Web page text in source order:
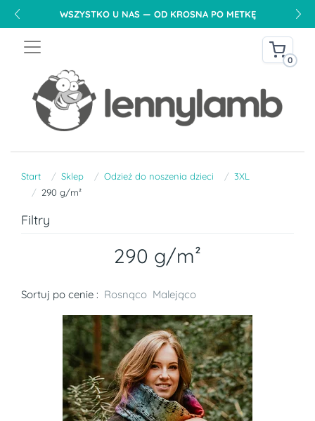
WSZYSTKO U NAS — OD KROSNA PO METKĘ
0
Start Sklep Odzież do noszenia dzieci
3XL
290 g/m²
Filtry
290 g/m²
Sortuj po cenie : Rosnąco Malejąco